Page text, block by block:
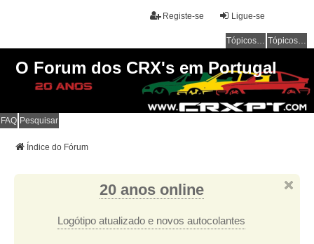
Ligue-se
Registe-se
Tópicos sem resposta Tópicos ativos
O Forum dos CRX's em Portugal
FAQ Pesquisar
Índice do Fórum
20 anos online
Logótipo atualizado e novos autocolantes